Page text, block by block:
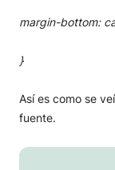
margin-bottom:
}
Así es como se
fuente.